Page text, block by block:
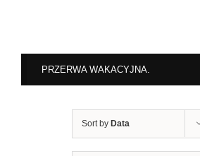
PRZERWA WAKACYJNA.
Sort by Data